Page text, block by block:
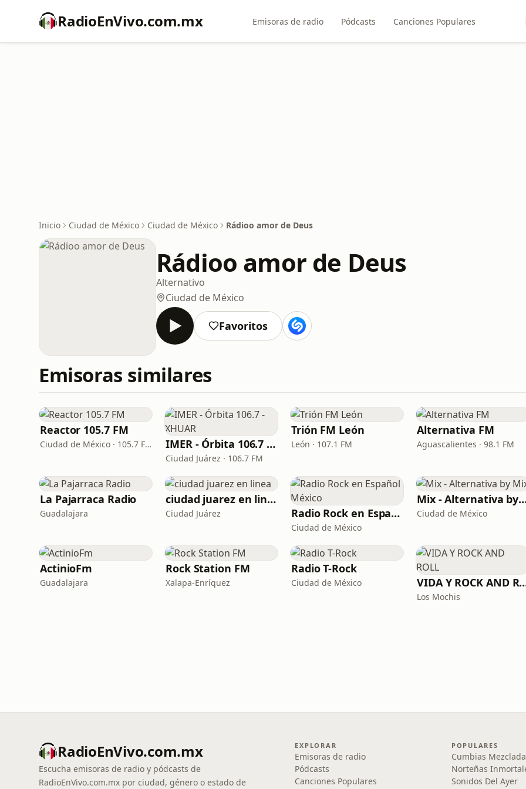
RadioEnVivo.com.mx Emisoras de radio Pódcasts Canciones Populares
Inicio Ciudad de México Ciudad de México Rádioo amor de Deus
Rádioo amor de Deus
Alternativo
Ciudad de México
Favoritos
Emisoras similares
Reactor 105.7 FM
Ciudad de México · 105.7 FM IMER - Órbita 106.7 - XHUAR
Ciudad Juárez · 106.7 FM
Trión FM León
León · 107.1 FM
Alternativa FM
Aguascalientes · 98.1 FM
La Pajarraca Radio
Guadalajara
ciudad juarez en linea
Ciudad Juárez Radio Rock en Español México
Ciudad de México
Mix -
Ciudad de México
ActinioFm
Guadalajara
Rock Station FM
Xalapa-Enríquez
Radio T-Rock
Ciudad de México VIDA Y
Los Mochis
RadioEnVivo.com.mx
Escucha emisoras de radio y pódcasts de
RadioEnVivo.com.mx por ciudad, género o estado de
EXPLORAR
Emisoras de radio
Pódcasts
Canciones Populares
POPULARES
Cumbias
Norteñas
Sonidos Del Ayer